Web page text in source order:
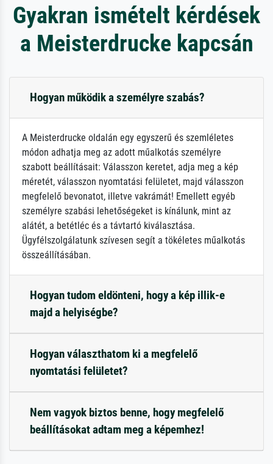
Gyakran ismételt kérdések
a Meisterdrucke kapcsán
Hogyan működik a személyre szabás?
A Meisterdrucke oldalán egy egyszerű és szemléletes
módon adhatja meg az adott műalkotás személyre
szabott beállításait: Válasszon keretet, adja meg a kép
méretét, válasszon nyomtatási felületet, majd válasszon
megfelelő bevonatot, illetve vakrámát! Emellett egyéb
személyre szabási lehetőségeket is kínálunk, mint az
alátét, a betétléc és a távtartó kiválasztása.
Ügyfélszolgálatunk szívesen segít a tökéletes műalkotás
összeállításában.
Hogyan tudom eldönteni, hogy a kép illik-e
majd a helyiségbe?
Hogyan választhatom ki a megfelelő
nyomtatási felületet?
Nem vagyok biztos benne, hogy megfelelő
beállításokat adtam meg a képemhez!